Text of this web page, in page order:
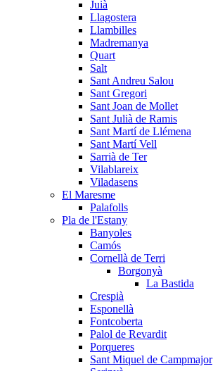
Juià
Llagostera
Llambilles
Madremanya
Quart
Salt
Sant Andreu Salou
Sant Gregori
Sant Joan de Mollet
Sant Julià de Ramis
Sant Martí de Llémena
Sant Martí Vell
Sarrià de Ter
Vilablareix
Viladasens
El Maresme
Palafolls
Pla de l'Estany
Banyoles
Camós
Cornellà de Terri
Borgonyà
La Bastida
Crespià
Esponellà
Fontcoberta
Palol de Revardit
Porqueres
Sant Miquel de Campmajor